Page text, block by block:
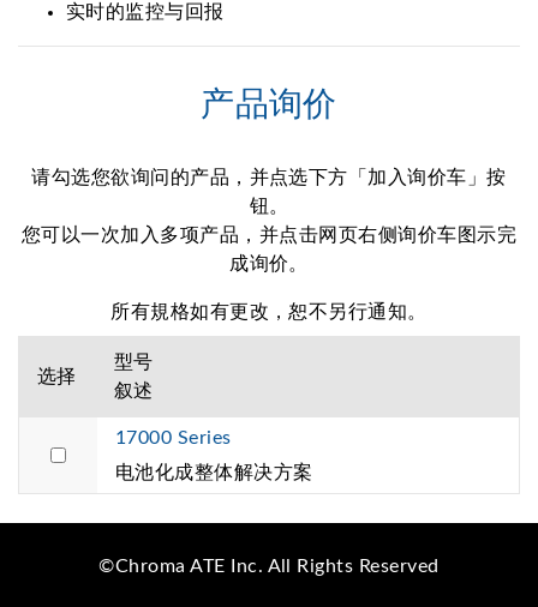
实时的监控与回报
产品询价
请勾选您欲询问的产品，并点选下方「加入询价车」按
钮。
您可以一次加入多项产品，并点击网页右侧询价车图示完
成询价。
所有規格如有更改，恕不另行通知。
选择
型号
叙述
17000 Series
电池化成整体解决方案
©Chroma ATE Inc. All Rights Reserved